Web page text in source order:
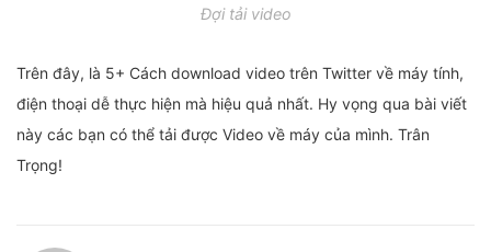
Đợi tải video
Trên đây, là 5+ Cách download video trên Twitter về máy tính,
điện thoại dễ thực hiện mà hiệu quả nhất. Hy vọng qua bài viết
này các bạn có thể tải được Video về máy của mình. Trân
Trọng!